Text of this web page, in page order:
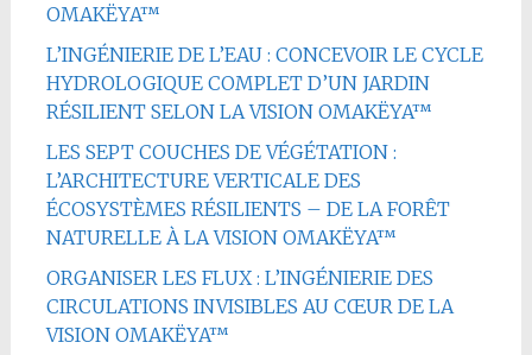
OMAKËYA™
L’INGÉNIERIE DE L’EAU : CONCEVOIR LE CYCLE
HYDROLOGIQUE COMPLET D’UN JARDIN
RÉSILIENT SELON LA VISION OMAKËYA™
LES SEPT COUCHES DE VÉGÉTATION :
L’ARCHITECTURE VERTICALE DES
ÉCOSYSTÈMES RÉSILIENTS – DE LA FORÊT
NATURELLE À LA VISION OMAKËYA™
ORGANISER LES FLUX : L’INGÉNIERIE DES
CIRCULATIONS INVISIBLES AU CŒUR DE LA
VISION OMAKËYA™